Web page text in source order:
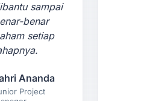
sampai
benar
setiap
Ananda
Project